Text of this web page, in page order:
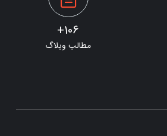
106+
مطالب وبلاگ